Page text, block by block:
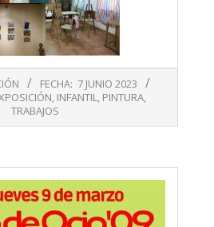
FECHA: 7 JUNIO 2023
, INFANTIL, PINTURA,
TRABAJOS